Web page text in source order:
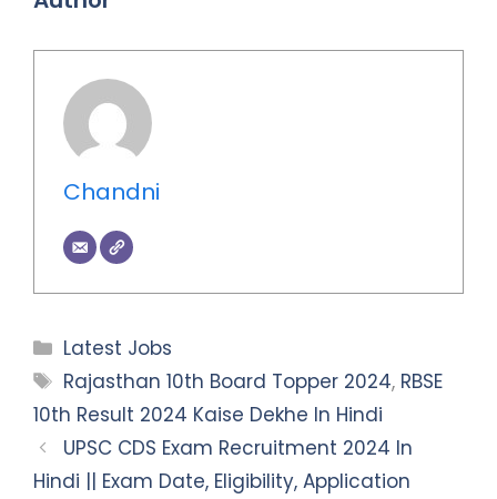
Chandni
Categories
Latest Jobs
Tags
Rajasthan 10th Board Topper 2024, RBSE
10th Result 2024 Kaise Dekhe In Hindi
UPSC CDS Exam Recruitment 2024 In
Hindi || Exam Date, Eligibility, Application